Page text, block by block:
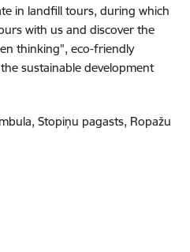
in landfill tours, during which
with us and discover the
thinking", eco-friendly
sustainable development
Stopiņu pagasts, Ropažu